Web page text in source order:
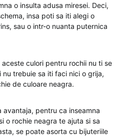
o insulta adusa miresei. Deci,
insa poti sa iti alegi o
sau o intr-o nuanta puternica
culori pentru rochii nu ti se
trebuie sa iti faci nici o grija,
de culoare neagra.
pentru ca inseamna
o rochie neagra te ajuta si sa
se poate asorta cu bijuteriile